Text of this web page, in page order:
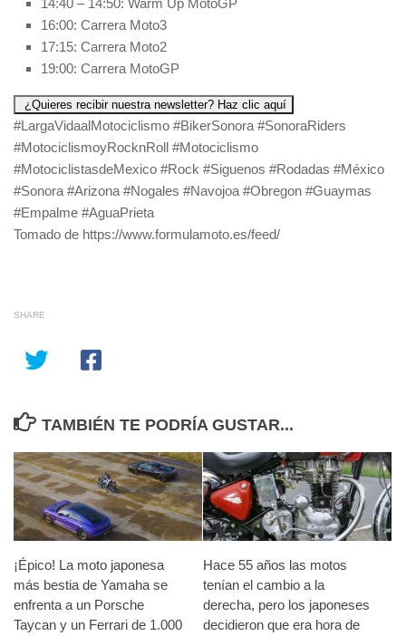
14:40 – 14:50: Warm Up MotoGP
16:00: Carrera Moto3
17:15: Carrera Moto2
19:00: Carrera MotoGP
¿Quieres recibir nuestra newsletter? Haz clic aquí
#LargaVidaalMotociclismo #BikerSonora #SonoraRiders
#MotociclismoyRocknRoll #Motociclismo
#MotociclistasdeMexico #Rock #Siguenos #Rodadas #México
#Sonora #Arizona #Nogales #Navojoa #Obregon #Guaymas
#Empalme #AguaPrieta
Tomado de https://www.formulamoto.es/feed/
SHARE
TAMBIÉN TE PODRÍA GUSTAR...
¡Épico! La moto japonesa
más bestia de Yamaha se
enfrenta a un Porsche
Taycan y un Ferrari de 1.000
Hace 55 años las motos
tenían el cambio a la
derecha, pero los japoneses
decidieron que era hora de